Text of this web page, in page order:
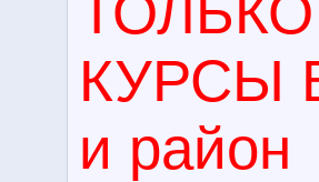
КУРСЫ
и район